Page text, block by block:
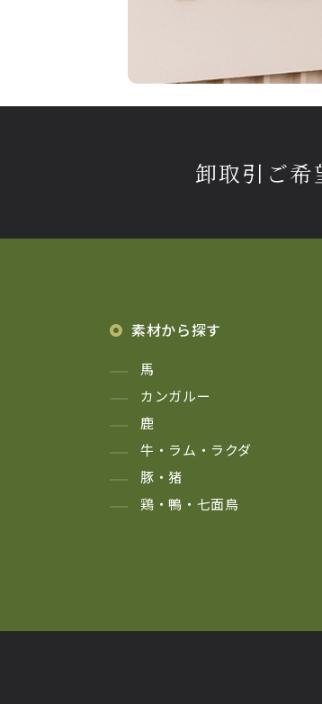
卸取引ご希
素材から探す
馬
カンガルー
鹿
牛・ラム・ラクダ
豚・猪
鶏・鴨・七面鳥